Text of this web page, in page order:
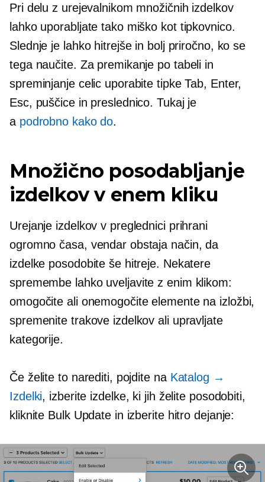
Pri delu z urejevalnikom množičnih izdelkov
lahko uporabljate tako miško kot tipkovnico.
Slednje je lahko hitrejše in bolj priročno, ko se
tega naučite. Za premikanje po tabeli in
spreminjanje celic uporabite tipke Tab, Enter,
Esc, puščice in preslednico. Tukaj je
a podrobno kako do.
Množično posodabljanje
izdelkov v enem kliku
Urejanje izdelkov v preglednici prihrani
ogromno časa, vendar obstaja način, da
izdelke posodobite še hitreje. Nekatere
spremembe lahko uveljavite z enim klikom:
omogočite ali onemogočite elemente na izložbi,
spremenite trakove izdelkov ali upravljate
kategorije.
Če želite to narediti, pojdite na Katalog →
Izdelki, izberite izdelke, ki jih želite posodobiti,
kliknite Bulk Update in izberite hitro dejanje: